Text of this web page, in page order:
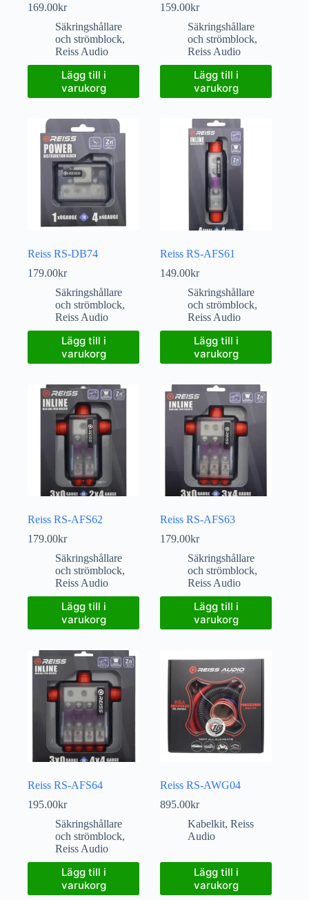
169.00kr
Säkringshållare
och strömblock,
Reiss Audio
Lägg till i
varukorg
159.00kr
Säkringshållare
och strömblock,
Reiss Audio
Lägg till i
varukorg
Reiss RS-DB74
179.00kr
Säkringshållare
och strömblock,
Reiss Audio
Lägg till i
varukorg
Reiss RS-AFS61
149.00kr
Säkringshållare
och strömblock,
Reiss Audio
Lägg till i
varukorg
Reiss RS-AFS62
179.00kr
Säkringshållare
och strömblock,
Reiss Audio
Lägg till i
varukorg
Reiss RS-AFS63
179.00kr
Säkringshållare
och strömblock,
Reiss Audio
Lägg till i
varukorg
Reiss RS-AFS64
195.00kr
Säkringshållare
och strömblock,
Reiss Audio
Lägg till i
varukorg
Reiss RS-AWG04
895.00kr
Kabelkit,Reiss
Audio
Lägg till i
varukorg